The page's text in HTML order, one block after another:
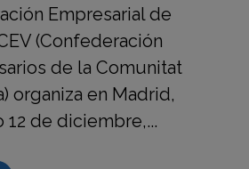
Empresarial de
(Confederación
de la Comunitat
organiza en Madrid,
12 de diciembre,...